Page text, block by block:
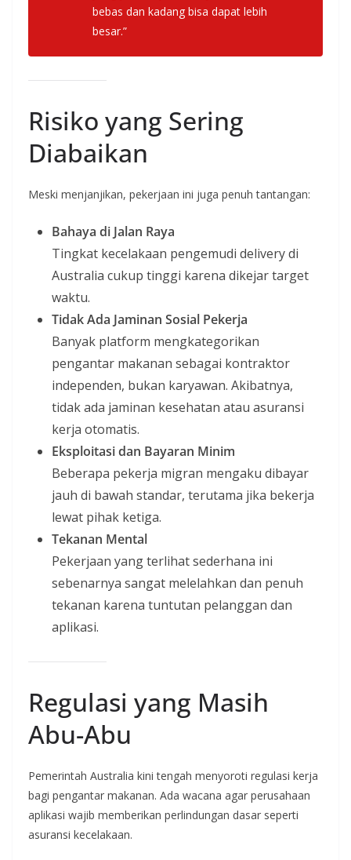
bebas dan kadang bisa dapat lebih
besar.”
Risiko yang Sering
Diabaikan
Meski menjanjikan, pekerjaan ini juga penuh tantangan:
Bahaya di Jalan Raya
Tingkat kecelakaan pengemudi delivery di
Australia cukup tinggi karena dikejar target
waktu.
Tidak Ada Jaminan Sosial Pekerja
Banyak platform mengkategorikan
pengantar makanan sebagai kontraktor
independen, bukan karyawan. Akibatnya,
tidak ada jaminan kesehatan atau asuransi
kerja otomatis.
Eksploitasi dan Bayaran Minim
Beberapa pekerja migran mengaku dibayar
jauh di bawah standar, terutama jika bekerja
lewat pihak ketiga.
Tekanan Mental
Pekerjaan yang terlihat sederhana ini
sebenarnya sangat melelahkan dan penuh
tekanan karena tuntutan pelanggan dan
aplikasi.
Regulasi yang Masih
Abu-Abu
Pemerintah Australia kini tengah menyoroti regulasi kerja
bagi pengantar makanan. Ada wacana agar perusahaan
aplikasi wajib memberikan perlindungan dasar seperti
asuransi kecelakaan.